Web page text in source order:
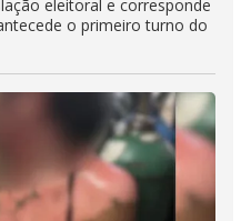
eleitoral e corresponde
o primeiro turno do